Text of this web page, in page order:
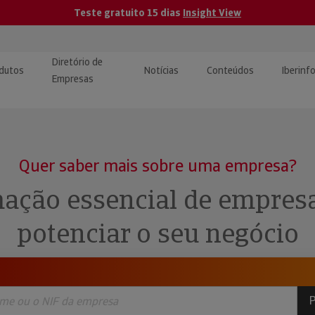
Teste gratuito 15 dias Insight View
de Créditos
Diretório de
Empresas
Notícias Conteúdos
Quer saber mais sobre uma empresa?
essencial de
potenciar o seu negócio